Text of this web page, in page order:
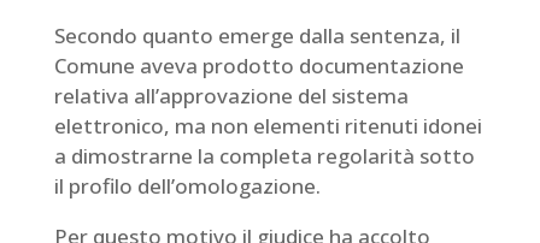
Secondo quanto emerge dalla sentenza, il
Comune aveva prodotto documentazione
relativa all’approvazione del sistema
elettronico, ma non elementi ritenuti idonei
a dimostrarne la completa regolarità sotto
il profilo dell’omologazione.
Per questo motivo il giudice ha accolto